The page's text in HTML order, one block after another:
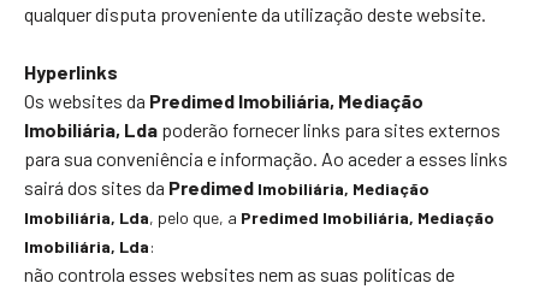
qualquer disputa proveniente da utilização deste website.
Hyperlinks
Os websites da Predimed Imobiliária, Mediação
Imobiliária, Lda poderão fornecer links para sites externos
para sua conveniência e informação. Ao aceder a esses links
sairá dos sites da Predimed Imobiliária, Mediação
Imobiliária, Lda, pelo que, a Predimed Imobiliária, Mediação
Imobiliária, Lda:
não controla esses websites nem as suas políticas de